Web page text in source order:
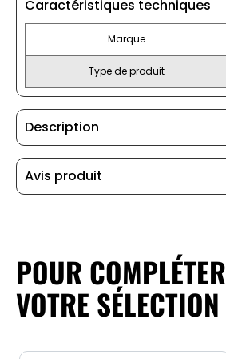
Caractéristiques techniques
Marque
Type de produit
Description
Avis produit
POUR COMPLÉTER
VOTRE SÉLECTION